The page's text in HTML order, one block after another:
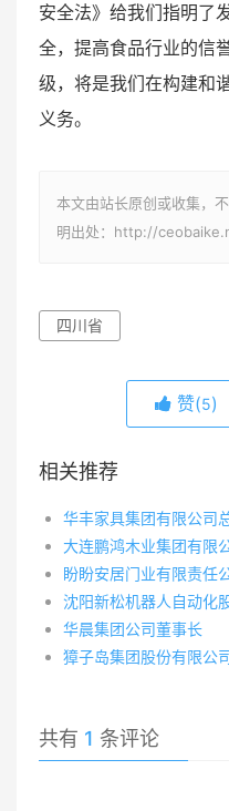
安全法》给我们指明了
全，提高食品行业的信
级，将是我们在构建和
义务。
本文由站长原创或收集，
明出处：http://
四川省
赞(5)
相关推荐
华丰家具集团有限公司
大连鹏鸿木业集团有限
盼盼安居门业有限责任
沈阳新松机器人自动化
华晨集团公司董事长
獐子岛集团股份有限公
共有 1 条评论